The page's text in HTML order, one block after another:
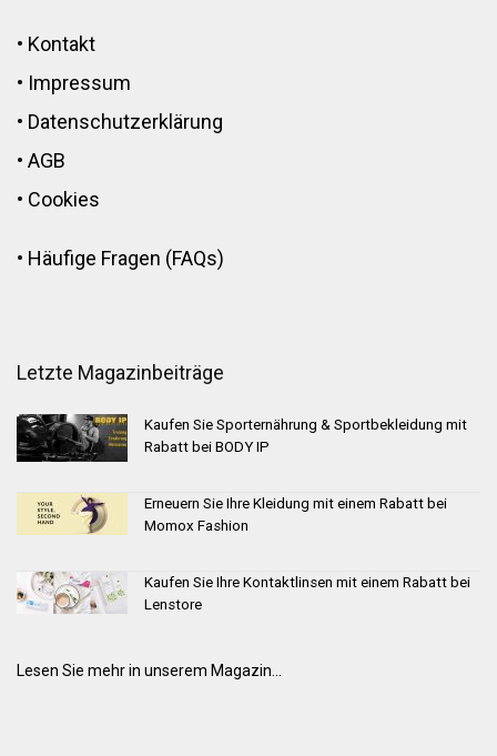
• Kontakt
• Impressum
• Datenschutzerklärung
• AGB
• Cookies
• Häufige Fragen (FAQs)
Letzte Magazinbeiträge
Kaufen Sie Sporternährung & Sportbekleidung mit
Rabatt bei BODY IP
Erneuern Sie Ihre Kleidung mit einem Rabatt bei
Momox Fashion
Kaufen Sie Ihre Kontaktlinsen mit einem Rabatt bei
Lenstore
Lesen Sie mehr in unserem Magazin...